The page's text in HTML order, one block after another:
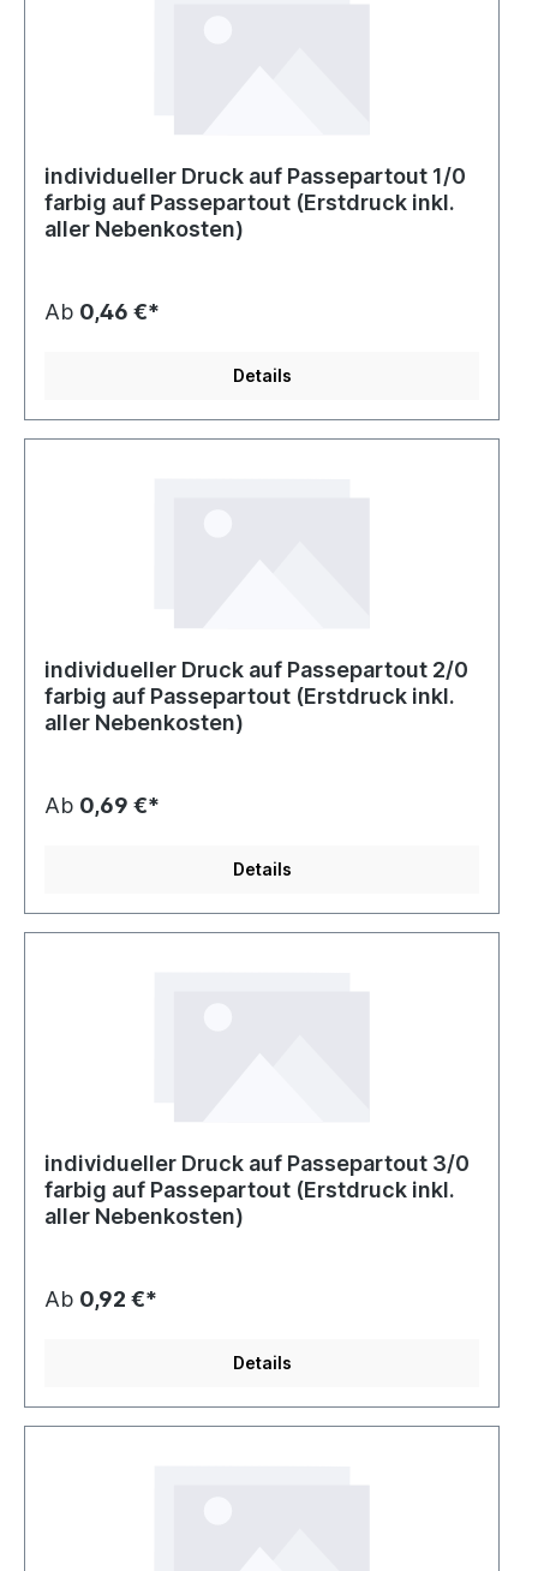
individueller Druck auf Passepartout 1/0
farbig auf Passepartout (Erstdruck inkl.
aller Nebenkosten)
Ab 0,46 €*
Details
individueller Druck auf Passepartout 2/0
farbig auf Passepartout (Erstdruck inkl.
aller Nebenkosten)
Ab 0,69 €*
Details
individueller Druck auf Passepartout 3/0
farbig auf Passepartout (Erstdruck inkl.
aller Nebenkosten)
Ab 0,92 €*
Details